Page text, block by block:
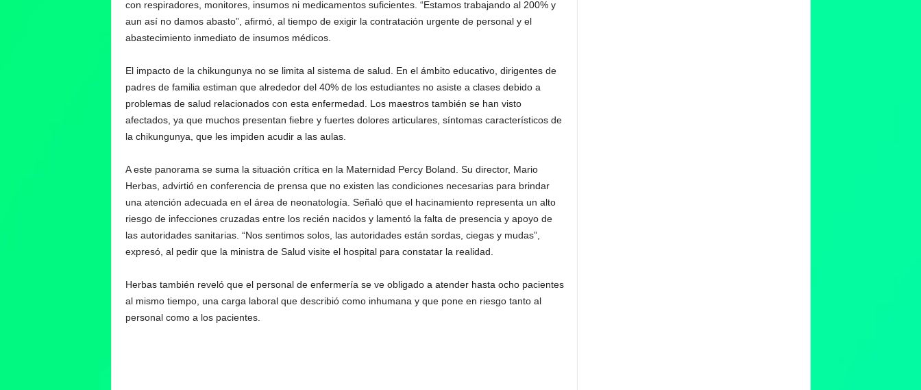
con respiradores, monitores, insumos ni medicamentos suficientes. “Estamos trabajando al 200% y
aun así no damos abasto”, afirmó, al tiempo de exigir la contratación urgente de personal y el
abastecimiento inmediato de insumos médicos.
El impacto de la chikungunya no se limita al sistema de salud. En el ámbito educativo, dirigentes de
padres de familia estiman que alrededor del 40% de los estudiantes no asiste a clases debido a
problemas de salud relacionados con esta enfermedad. Los maestros también se han visto
afectados, ya que muchos presentan fiebre y fuertes dolores articulares, síntomas característicos de
la chikungunya, que les impiden acudir a las aulas.
A este panorama se suma la situación crítica en la Maternidad Percy Boland. Su director, Mario
Herbas, advirtió en conferencia de prensa que no existen las condiciones necesarias para brindar
una atención adecuada en el área de neonatología. Señaló que el hacinamiento representa un alto
riesgo de infecciones cruzadas entre los recién nacidos y lamentó la falta de presencia y apoyo de
las autoridades sanitarias. “Nos sentimos solos, las autoridades están sordas, ciegas y mudas”,
expresó, al pedir que la ministra de Salud visite el hospital para constatar la realidad.
Herbas también reveló que el personal de enfermería se ve obligado a atender hasta ocho pacientes
al mismo tiempo, una carga laboral que describió como inhumana y que pone en riesgo tanto al
personal como a los pacientes.